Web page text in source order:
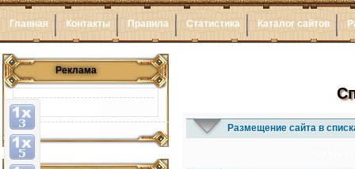
Главная Контакты Правила Статистика Каталог сайтов
Реклама
Размещение сайта в